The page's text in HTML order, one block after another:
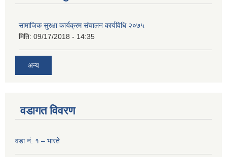
सामाजिक सुरक्षा कार्यक्रम संचालन कार्यविधि २०७५
मिति: 09/17/2018 - 14:35
अन्य
वडागत विवरण
वडा नं. १ – भारते